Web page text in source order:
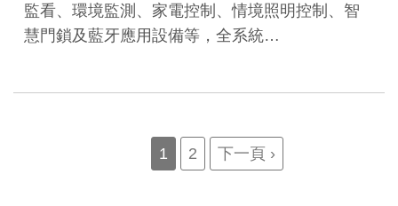
監看、環境監測、家電控制、情境照明控制、智
慧門鎖及藍牙應用設備等，全系統…
Current
1 Page
2
Next
下一頁 ›